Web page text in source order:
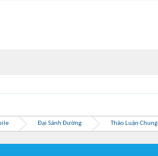
Đại Sảnh Đường Thảo Luận Chung